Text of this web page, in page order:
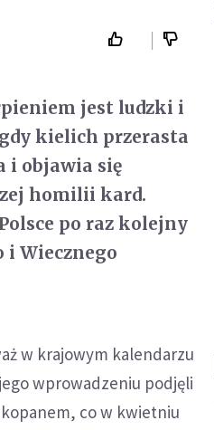
jest ludzki i
kielich przerasta
i objawia się
homilii kard.
po raz kolejny
i Wiecznego
w krajowym kalendarzu
wprowadzeniu podjęli
co w kwietniu